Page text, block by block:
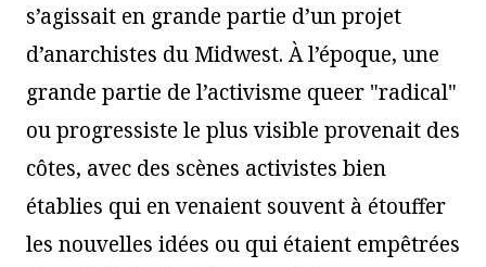
s’agissait en grande partie d’un projet
d’anarchistes du Midwest. À l’époque, une
grande partie de l’activisme queer "radical"
ou progressiste le plus visible provenait des
côtes, avec des scènes activistes bien
établies qui en venaient souvent à étouffer
les nouvelles idées ou qui étaient empêtrées